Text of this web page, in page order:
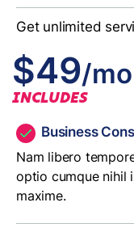
Get unlimited
$49/mo
INCLUDES
Business
Nam libero
optio cumque nihil
maxime.